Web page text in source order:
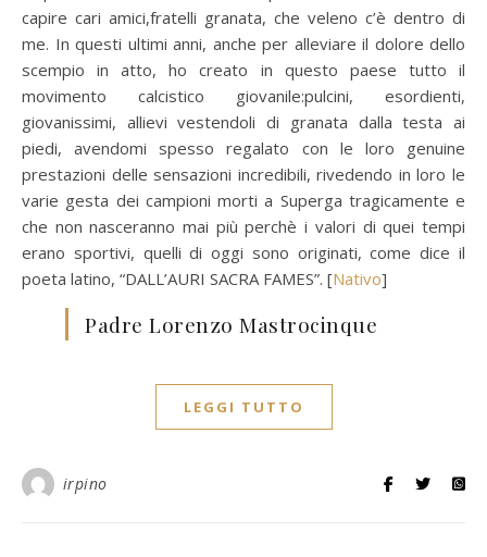
capire cari amici,fratelli granata, che veleno c’è dentro di
me. In questi ultimi anni, anche per alleviare il dolore dello
scempio in atto, ho creato in questo paese tutto il
movimento calcistico giovanile:pulcini, esordienti,
giovanissimi, allievi vestendoli di granata dalla testa ai
piedi, avendomi spesso regalato con le loro genuine
prestazioni delle sensazioni incredibili, rivedendo in loro le
varie gesta dei campioni morti a Superga tragicamente e
che non nasceranno mai più perchè i valori di quei tempi
erano sportivi, quelli di oggi sono originati, come dice il
poeta latino, “DALL’AURI SACRA FAMES”. [Nativo]
Padre Lorenzo Mastrocinque
LEGGI TUTTO
irpino